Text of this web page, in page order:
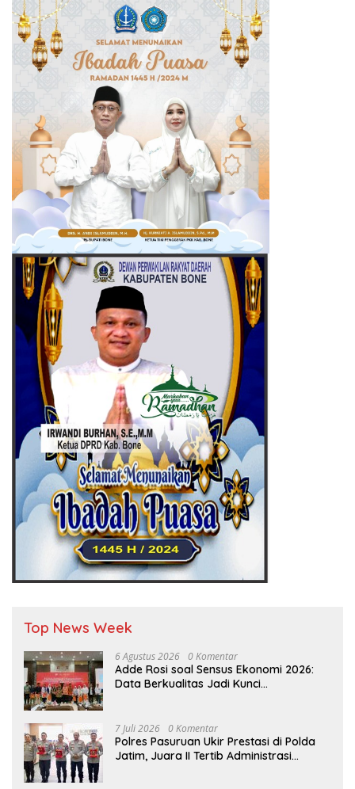
Top News Week
6 Agustus 2026 0 Komentar
Adde Rosi soal Sensus Ekonomi 2026:
Data Berkualitas Jadi Kunci
7 Juli 2026 0 Komentar
Polres Pasuruan Ukir Prestasi di Polda
Jatim, Juara II Tertib Administrasi